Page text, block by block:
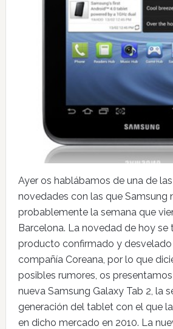
Ayer os hablábamos de una de
novedades con las que Samsung
probablemente la semana que
Barcelona. La novedad de hoy se
producto confirmado y
compañía Coreana, por lo que
posibles rumores, os
nueva Samsung Galaxy Tab 2, la
generación del tablet con el que
en dicho mercado en 2010. La